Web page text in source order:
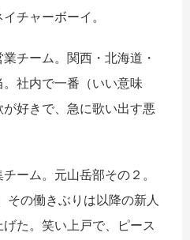
チャーボーイ。
チーム。関西・北海道・
社内で一番（いい意味
好きで、急に歌い出す悪
ーム。元山岳部その２。
その働きぶりは以降の新人
た。笑い上戸で、ピース